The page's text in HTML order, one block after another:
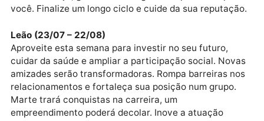
Câncer (21/06 – 22/07)
A vida social será agitada nesta semana, entre num
novo grupo, tome iniciativas nos relacionamentos e
amplie amizades. A fase também será positiva para
solucionar conflitos com amigos e escolhes suas
companhias criteriosamente. Nem todo mundo
sua confiança, guarde seus segredos e planos só
você. Finalize um longo ciclo e cuide da sua